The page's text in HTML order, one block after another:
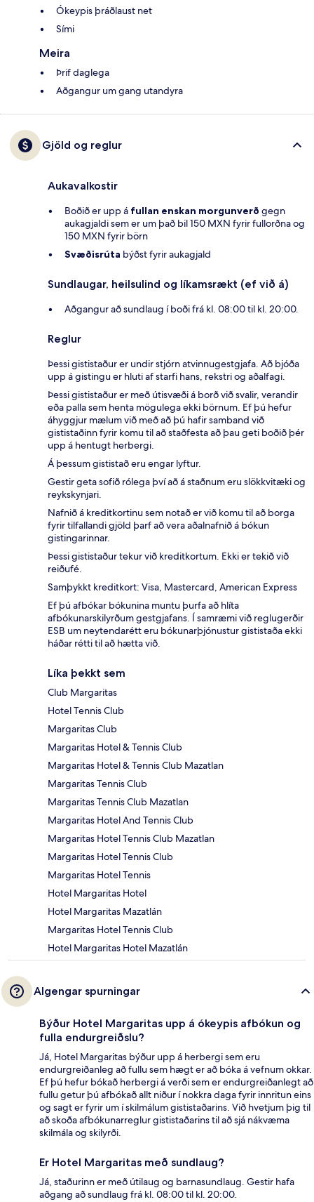
Ókeypis þráðlaust net
Sími
Meira
Þrif daglega
Aðgangur um gang utandyra
Gjöld og reglur
Aukavalkostir
Boðið er upp á fullan enskan morgunverð gegn
aukagjaldi sem er um það bil 150 MXN fyrir fullorðna og
150 MXN fyrir börn
Svæðisrúta býðst fyrir aukagjald
Sundlaugar, heilsulind og líkamsrækt (ef við á)
Aðgangur að sundlaug í boði frá kl. 08:00 til kl. 20:00.
Reglur
Þessi gististaður er undir stjórn atvinnugestgjafa. Að bjóða
upp á gistingu er hluti af starfi hans, rekstri og aðalfagi.
Þessi gististaður er með útisvæði á borð við svalir, verandir
eða palla sem henta mögulega ekki börnum. Ef þú hefur
áhyggjur mælum við með að þú hafir samband við
gististaðinn fyrir komu til að staðfesta að þau geti boðið þér
upp á hentugt herbergi.
Á þessum gististað eru engar lyftur.
Gestir geta sofið rólega því að á staðnum eru slökkvitæki og
reykskynjari.
Nafnið á kreditkortinu sem notað er við komu til að borga
fyrir tilfallandi gjöld þarf að vera aðalnafnið á bókun
gistingarinnar.
Þessi gististaður tekur við kreditkortum. Ekki er tekið við
reiðufé.
Samþykkt kreditkort: Visa, Mastercard, American Express
Ef þú afbókar bókunina muntu þurfa að hlíta
afbókunarskilyrðum gestgjafans. Í samræmi við reglugerðir
ESB um neytendarétt eru bókunarþjónustur gististaða ekki
háðar rétti til að hætta við.
Líka þekkt sem
Club Margaritas
Hotel Tennis Club
Margaritas Club
Margaritas Hotel & Tennis Club
Margaritas Hotel & Tennis Club Mazatlan
Margaritas Tennis Club
Margaritas Tennis Club Mazatlan
Margaritas Hotel And Tennis Club
Margaritas Hotel Tennis Club Mazatlan
Margaritas Hotel Tennis Club
Margaritas Hotel Tennis
Hotel Margaritas Hotel
Hotel Margaritas Mazatlán
Margaritas Hotel Tennis Club
Hotel Margaritas Hotel Mazatlán
Algengar spurningar
Býður Hotel Margaritas upp á ókeypis afbókun og
fulla endurgreiðslu?
Já, Hotel Margaritas býður upp á herbergi sem eru
endurgreiðanleg að fullu sem hægt er að bóka á vefnum okkar.
Ef þú hefur bókað herbergi á verði sem er endurgreiðanlegt að
fullu getur þú afbókað allt niður í nokkra daga fyrir innritun eins
og sagt er fyrir um í skilmálum gististaðarins. Við hvetjum þig til
að skoða afbókunarreglur gististaðarins til að sjá nákvæma
skilmála og skilyrði.
Er Hotel Margaritas með sundlaug?
Já, staðurinn er með útilaug og barnasundlaug. Gestir hafa
aðgang að sundlaug frá kl. 08:00 til kl. 20:00.